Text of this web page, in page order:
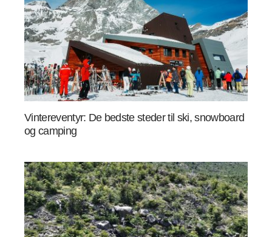
Vintereventyr: De bedste steder til ski, snowboard
og camping